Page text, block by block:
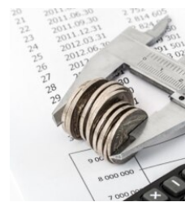
БИЗ ЖАНА ДҮЙНӨ
ДАНИСТЕ
ЭЖЕ-СИҢДИЛЕР
АЗАТТЫК+
ЫҢГАЙСЫЗ СУРООЛОР
Русский
ОНЛАЙН ШЕРИНЕ
ЭЕ/АРнун бардык